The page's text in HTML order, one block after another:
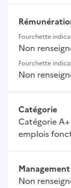
Fourchette
Non
Fourchette
Non
Catégorie
Catégorie
emplois
Management
Non